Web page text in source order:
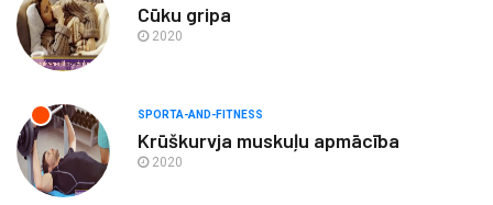
Cūku gripa
2020
SPORTA-AND-FITNESS
Krūškurvja muskuļu apmācība
2020